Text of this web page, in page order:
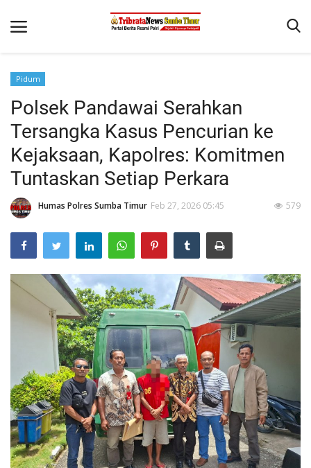
Beranda
Terms & Conditions
Reskrim
Binkam
Giat Ops
Mitra Polisi
Lantas
Jurnal Kamtibmas
Pidum
Polsek Pandawai Serahkan
Tersangka Kasus Pencurian ke
Kejaksaan, Kapolres: Komitmen
Tuntaskan Setiap Perkara
Humas Polres Sumba Timur Feb 27, 2026 05:45 579